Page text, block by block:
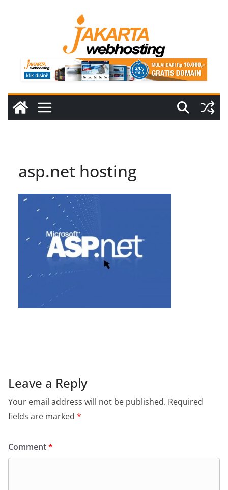
asp.net hosting
Leave a Reply
Your email address will not be published. Required
fields are marked *
Comment*